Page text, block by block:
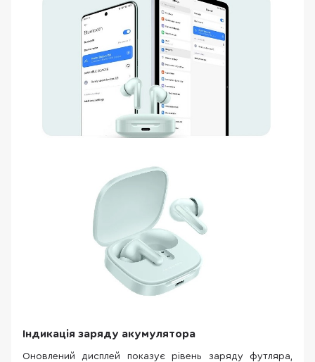
Індикація заряду акумулятора
Оновлений дисплей показує рівень заряду футляра,